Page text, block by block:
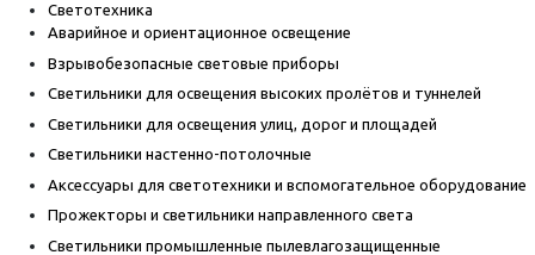
Светотехника
Аварийное и ориентационное освещение
Взрывобезопасные световые приборы
Светильники для освещения высоких пролётов и туннелей
Светильники для освещения улиц, дорог и площадей
Светильники настенно-потолочные
Аксессуары для светотехники и вспомогательное оборудование
Прожекторы и светильники направленного света
Светильники промышленные пылевлагозащищенные